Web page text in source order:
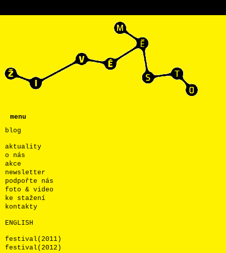
menu
blog
aktuality
o nás
akce
newsletter
podpořte nás
foto & video
ke stažení
kontakty
ENGLISH
festival(2011)
festival(2012)